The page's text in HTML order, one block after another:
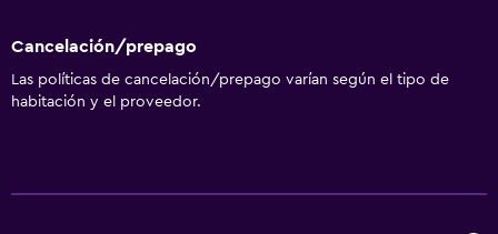
Cocina
Utensilios de cocina
Cancelación/prepago
Las políticas de cancelación/prepago varían según el tipo de
habitación y el proveedor.